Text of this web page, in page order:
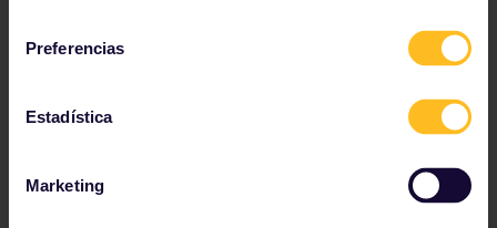
Preferencias
Estadística
Marketing
Suiza